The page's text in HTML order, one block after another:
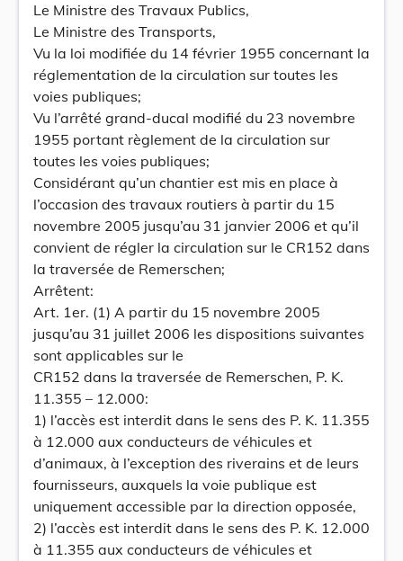
Le Ministre des Travaux Publics,
Le Ministre des Transports,
Vu la loi modifiée du 14 février 1955 concernant la
réglementation de la circulation sur toutes les
voies publiques;
Vu l’arrêté grand-ducal modifié du 23 novembre
1955 portant règlement de la circulation sur
toutes les voies publiques;
Considérant qu’un chantier est mis en place à
l’occasion des travaux routiers à partir du 15
novembre 2005 jusqu’au 31 janvier 2006 et qu’il
convient de régler la circulation sur le CR152 dans
la traversée de Remerschen;
Arrêtent:
Art. 1er. (1) A partir du 15 novembre 2005
jusqu’au 31 juillet 2006 les dispositions suivantes
sont applicables sur le
CR152 dans la traversée de Remerschen, P. K.
11.355 – 12.000:
1) l’accès est interdit dans le sens des P. K. 11.355
à 12.000 aux conducteurs de véhicules et
d’animaux, à l’exception des riverains et de leurs
fournisseurs, auxquels la voie publique est
uniquement accessible par la direction opposée,
2) l’accès est interdit dans le sens des P. K. 12.000
à 11.355 aux conducteurs de véhicules et